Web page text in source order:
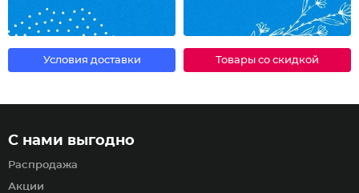
Условия доставки Товары со скидкой
С нами выгодно
Распродажа
Акции